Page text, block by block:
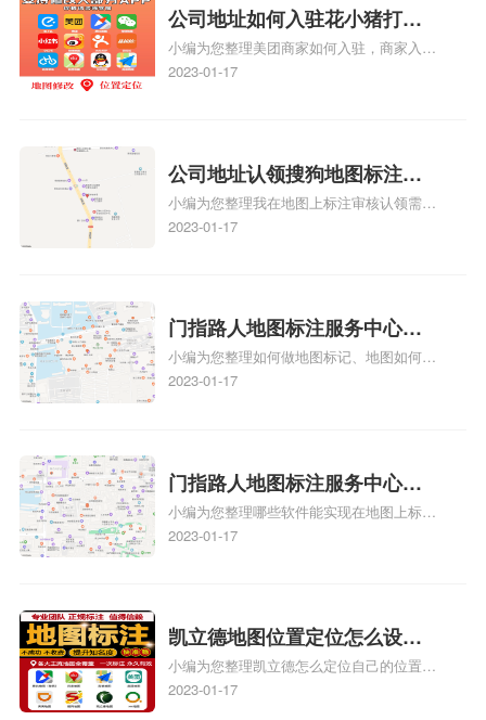
位置，增加商户被发现的机会。方便客户导
航：地图标注可以帮助客户更容易地找到商
户的实际位置。特别是对于新客户或不熟悉
该地区的客户来说，地图标注可以提供明确
图标注服务中心面的存在。对于一些客户来
说，实体指路人地
公司地址如何入驻花小猪打车
地图标记？指路人地图标注服
务中心铺如何入驻花小猪打车
小编为您整理美团商家如何入驻，商家入驻
教程、商家如何入驻地图、如何入驻地:、
2023-01-17
公司地址认领搜狗地图标注多
久审核？公司地址认领地图标
注多久审核？
小编为您整理我在地图上标注审核认领需要
多久、我在地图上标注审核认领需要多久
情可查看下方正文！
2023-01-17
门指路人地图标注服务中心如
何做花小猪打车地图位置标
记？门指路人地图标注服务中
小编为您整理如何做地图标记、地图如何做
标记、so搜街景中如何做标记、360e启花贷
关地图标注知识，详情可查看下方正文！
2023-01-17
门指路人地图标注服务中心地
图位置地址标记？门指路人地
图标注服务中心苹果地图位置
小编为您整理哪些软件能实现在地图上标记
门指路人地图标注服务中心位置、门指路人
门指路人地图标注服务中心地址标注上地图
怎么弄相关地图标注知识，详情可查看下方
正文！
2023-01-17
凯立德地图位置定位怎么设置
自己的指路人地图标注服务中
心名？凯立德地图位置定位怎
小编为您整理凯立德怎么定位自己的位置
啊、手机凯立德地图定位怎么设置往上走、
2023-01-17